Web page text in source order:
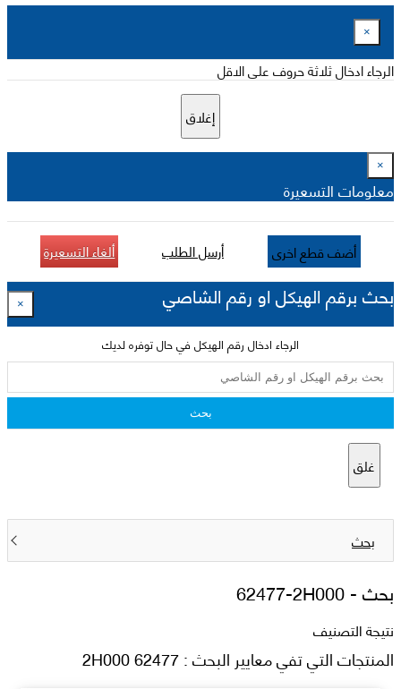
×
الرجاء ادخال ثلاثة حروف على الاقل
إغلاق
×
معلومات التسعيرة
أضف قطع اخرى أرسل الطلب ألغاء التسعيرة
بحث برقم الهيكل او رقم الشاصي ×
الرجاء ادخال رقم الهيكل في حال توفره لديك
بحث
غلق
بحث
بحث -62477-2H000
نتيجة التصنيف
المنتجات التي تفي معايير البحث : 62477 2H000